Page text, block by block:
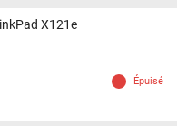
X121e
Épuisé